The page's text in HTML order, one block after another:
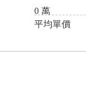
0 萬
平均單價